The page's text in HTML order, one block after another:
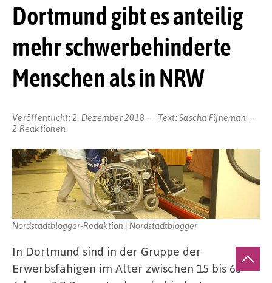
Dortmund gibt es anteilig
mehr schwerbehinderte
Menschen als in NRW
Veröffentlicht: 2. Dezember 2018 Text: Sascha Fijneman
2 Reaktionen
Nordstadtblogger-Redaktion | Nordstadtblogger
In Dortmund sind in der Gruppe der
Erwerbsfähigen im Alter zwischen 15 bis 65